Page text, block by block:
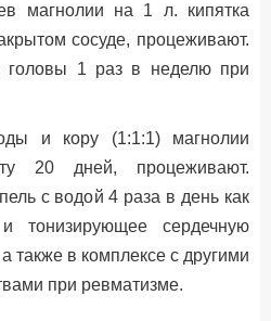
магнолии на 1 л. кипятка
сосуде, процеживают.
1 раз в неделю при
и кору (1:1:1) магнолии
20 дней, процеживают.
с водой 4 раза в день как
и тонизирующее сердечную
также в комплексе с другими
при ревматизме.